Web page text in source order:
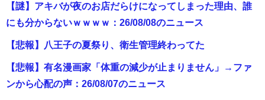
【謎】アキバが夜のお店だらけになってしまった理由、誰
にも分からないｗｗｗｗ：26/08/08のニュース
【悲報】八王子の夏祭り、衛生管理終わってた
【悲報】有名漫画家「体重の減少が止まりません」→ファ
ンから心配の声：26/08/07のニュース